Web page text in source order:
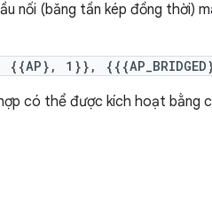
nối (băng tần kép đồng thời)
1}, {{AP}, 1}},
có thể được kích hoạt bằng